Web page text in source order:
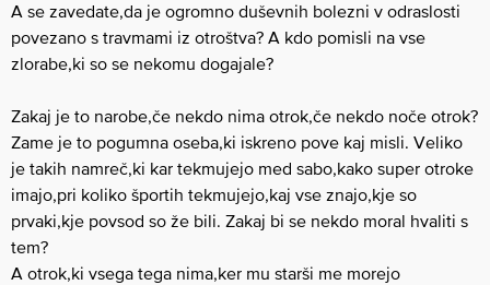
A se zavedate,da je ogromno duševnih bolezni v odraslosti
povezano s travmami iz otroštva? A kdo pomisli na vse
zlorabe,ki so se nekomu dogajale?
Zakaj je to narobe,če nekdo nima otrok,če nekdo noče otrok?
Zame je to pogumna oseba,ki iskreno pove kaj misli. Veliko
je takih namreč,ki kar tekmujejo med sabo,kako super otroke
imajo,pri koliko športih tekmujejo,kaj vse znajo,kje so
prvaki,kje povsod so že bili. Zakaj bi se nekdo moral hvaliti s
tem?
A otrok,ki vsega tega nima,ker mu starši me morejo